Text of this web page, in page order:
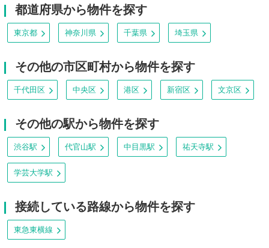
都道府県から物件を探す
東京都 神奈川県 千葉県 埼玉県
その他の市区町村から物件を探す
千代田区 中央区 港区 新宿区 文京区
その他の駅から物件を探す
渋谷駅 代官山駅 中目黒駅 祐天寺駅
学芸大学駅
接続している路線から物件を探す
東急東横線